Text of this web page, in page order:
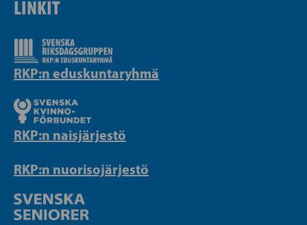
LINKIT
RKP:n eduskuntaryhmä
RKP:n naisjärjestö
RKP:n nuorisojärjestö